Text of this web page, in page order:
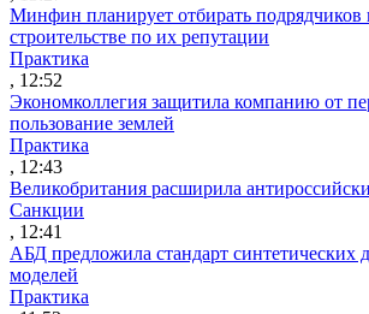
Минфин планирует отбирать подрядчиков
строительстве по их репутации
Практика
, 12:52
Экономколлегия защитила компанию от
пользование землей
Практика
, 12:43
Великобритания расширила
Санкции
, 12:41
АБД предложила стандарт
моделей
Практика